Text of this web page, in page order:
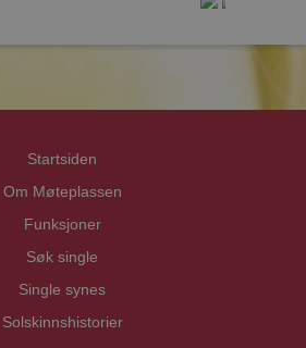
Startsiden
Om Møteplassen
Funksjoner
Søk single
Single synes
Solskinnshistorier